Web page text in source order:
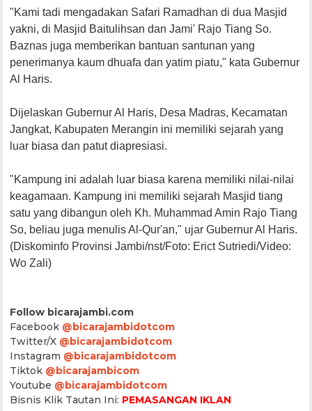
"Kami tadi mengadakan Safari Ramadhan di dua Masjid
yakni, di Masjid Baitulihsan dan Jami' Rajo Tiang So.
Baznas juga memberikan bantuan santunan yang
penerimanya kaum dhuafa dan yatim piatu," kata Gubernur
Al Haris.
Dijelaskan Gubernur Al Haris, Desa Madras, Kecamatan
Jangkat, Kabupaten Merangin ini memiliki sejarah yang
luar biasa dan patut diapresiasi.
"Kampung ini adalah luar biasa karena memiliki nilai-nilai
keagamaan. Kampung ini memiliki sejarah Masjid tiang
satu yang dibangun oleh Kh. Muhammad Amin Rajo Tiang
So, beliau juga menulis Al-Qur'an," ujar Gubernur Al Haris.
(Diskominfo Provinsi Jambi/nst/Foto: Erict Sutriedi/Video:
Wo Zali)
Follow bicarajambi.com
Facebook @bicarajambidotcom
Twitter/X @bicarajambidotcom
Instagram @bicarajambidotcom
Tiktok @bicarajambicom
Youtube @bicarajambidotcom
Bisnis Klik Tautan Ini: PEMASANGAN IKLAN